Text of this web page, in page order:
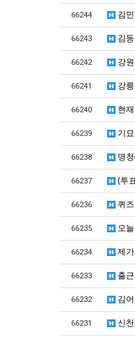
66244 김
66243 김
66242 강
66241 강
66240 현
66239 기
66238 명
66237 (투
66236 퀴
66235 오
66234 제
66233 출
66232 김
66231 신